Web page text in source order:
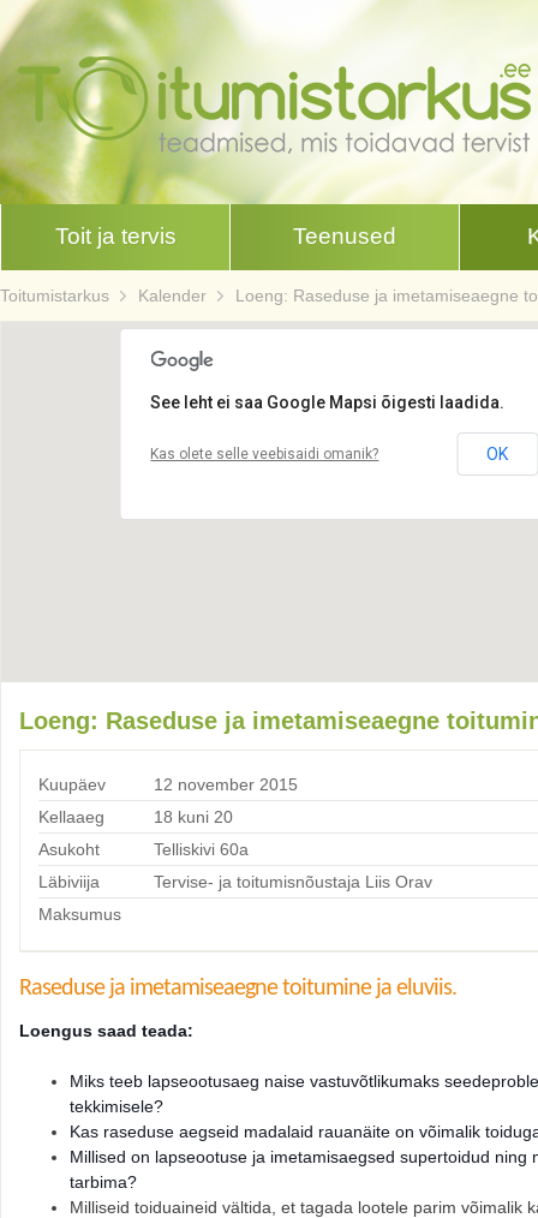
Toit ja tervis Teenused
Toitumistarkus Kalender Loeng: Raseduse ja imetamiseaegne
See leht ei saa Google Mapsi õigesti laadida.
Kas olete selle veebisaidi omanik? OK
Loeng: Raseduse ja imetamiseaegne
Kuupäev
12 november 2015
Kellaaeg
18 kuni 20
Asukoht
Telliskivi 60a
Läbiviija
Tervise- ja toitumisnõustaja Liis Orav
Maksumus
Raseduse ja imetamiseaegne toitumine ja eluviis.
Loengus saad teada:
Miks teeb lapseootusaeg naise vastuvõtlikumaks
tekkimisele?
Kas raseduse aegseid madalaid rauanäite on võimalik
Millised on lapseootuse ja imetamisaegsed supertoidud ning
tarbima?
Milliseid toiduaineid vältida, et tagada lootele parim võimalik